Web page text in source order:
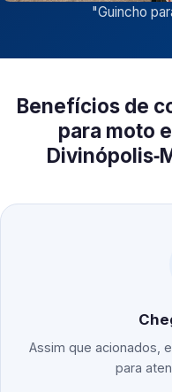
"Guincho
Benefícios de
para moto
Assim que acionados,
para